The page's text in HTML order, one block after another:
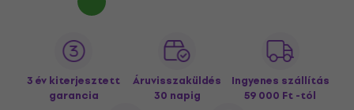
3 év kiterjesztett
garancia
Áruvisszaküldés
30 napig
Ingyenes szállítás
59 000 Ft -tól